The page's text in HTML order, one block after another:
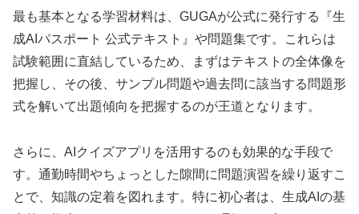
最も基本となる学習材料は、GUGAが公式に発行する『生
成AIパスポート 公式テキスト』や問題集です。これらは
試験範囲に直結しているため、まずはテキストの全体像を
把握し、その後、サンプル問題や過去問に該当する問題形
式を解いて出題傾向を把握するのが王道となります。
さらに、AIクイズアプリを活用するのも効果的な手段で
す。通勤時間やちょっとした隙間に問題演習を繰り返すこ
とで、知識の定着を図れます。特に初心者は、生成AIの基